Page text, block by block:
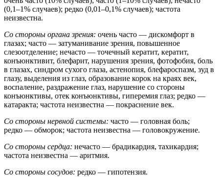
(0,1–1% случаев); редко (0,01–0,1% случаев); частота
неизвестна.
Со стороны органа зрения: очень часто — дискомфорт в
глазах; часто — затуманивание зрения, повышенное
слезоотделение; нечасто — точечный кератит, кератит,
конъюнктивит, блефарит, нарушения зрения, фотофобия, боль
в глазах, синдром сухого глаза, астенопия, блефароспазм, зуд в
глазу, выделения из глаз, образование корок на краях век,
воспаление, раздражение глаз, нарушение со стороны
конъюнктивы, отек конъюнктивы, гиперемия глаз; редко —
катаракта; частота неизвестна — покраснение век.
Со стороны нервной системы: часто — головная боль;
редко — обморок; частота неизвестна — головокружение.
Со стороны сердца: нечасто — брадикардия, тахикардия;
частота неизвестна — аритмия.
Со стороны сосудов: редко — гипотензия.